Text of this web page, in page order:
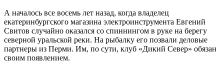
А началось все восемь лет назад, когда владелец
екатеринбургского магазина электроинструмента Евгений
Свитов случайно оказался со спиннингом в руке на берегу
северной уральской реки. На рыбалку его позвали деловые
партнеры из Перми. Им, по сути, клуб «Дикий Север» обязан
своим появлением.